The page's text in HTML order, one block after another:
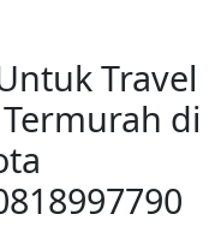
Travel
di